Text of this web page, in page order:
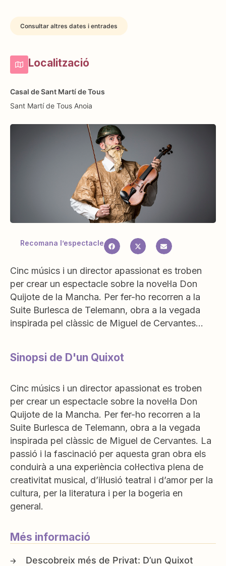
Consultar altres dates i entrades
Localització
Casal de Sant Martí de Tous
Sant Martí de Tous Anoia
Recomana l’espectacle
Cinc músics i un director apassionat es troben
per crear un espectacle sobre la novel·la Don
Quijote de la Mancha. Per fer-ho recorren a la
Suite Burlesca de Telemann, obra a la vegada
inspirada pel clàssic de Miguel de Cervantes…
Sinopsi de D'un Quixot
Cinc músics i un director apassionat es troben
per crear un espectacle sobre la novel·la Don
Quijote de la Mancha. Per fer-ho recorren a la
Suite Burlesca de Telemann, obra a la vegada
inspirada pel clàssic de Miguel de Cervantes. La
passió i la fascinació per aquesta gran obra els
conduirà a una experiència col·lectiva plena de
creativitat musical, d’il·lusió teatral i d’amor per la
cultura, per la literatura i per la bogeria en
general.
Més informació
Privat: D’un Quixot